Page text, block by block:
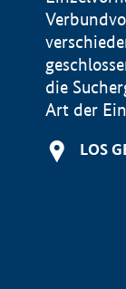
die
Art der
LOS